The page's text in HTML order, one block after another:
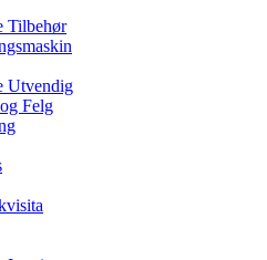
Tilbehør
Utvendig
Felg